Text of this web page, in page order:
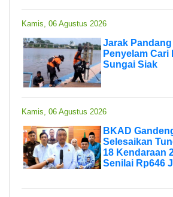
Kamis, 06 Agustus 2026
Jarak
Penyelam
Sungai Siak
Kamis, 06 Agustus 2026
BKAD
Selesaikan
18 Kendaraan
Senilai Rp646